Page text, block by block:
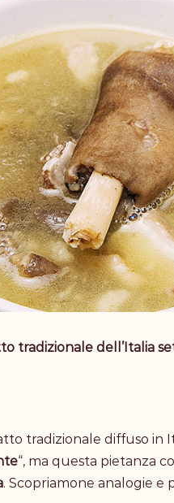
tradizionale dell’Italia
tradizionale diffuso in
“, ma questa pietanza
. Scopriamone analogie e